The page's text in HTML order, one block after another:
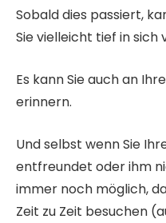
Sobald dies passiert,
Sie vielleicht tief in sich
Es kann Sie auch an
erinnern.
Und selbst wenn Sie
entfreundet oder ihm
immer noch möglich,
Zeit zu Zeit besuchen